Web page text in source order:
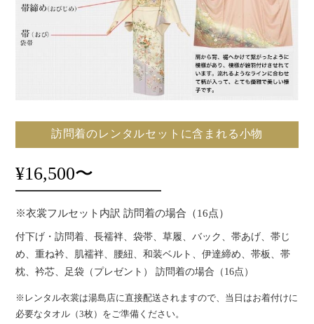
訪問着のレンタルセットに含まれる小物
¥16,500〜
※衣裳フルセット内訳 訪問着の場合（16点）
付下げ・訪問着、長襦袢、袋帯、草履、バック、帯あげ、帯じ
め、重ね衿、肌襦袢、腰紐、和装ベルト、伊達締め、帯板、帯
枕、衿芯、足袋（プレゼント） 訪問着の場合（16点）
※レンタル衣裳は湯島店に直接配送されますので、当日はお着付けに
必要なタオル（3枚）をご準備ください。